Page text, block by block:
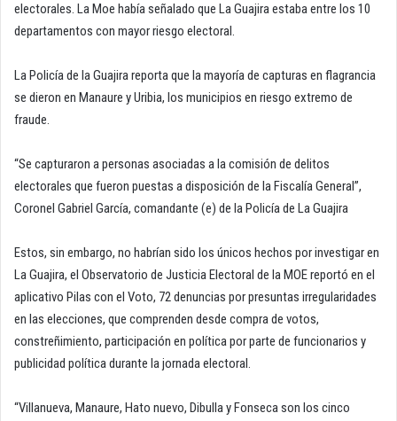
electorales. La Moe había señalado que La Guajira estaba entre los 10
departamentos con mayor riesgo electoral.
La Policía de la Guajira reporta que la mayoría de capturas en flagrancia
se dieron en Manaure y Uribia, los municipios en riesgo extremo de
fraude.
“Se capturaron a personas asociadas a la comisión de delitos
electorales que fueron puestas a disposición de la Fiscalía General”,
Coronel Gabriel García, comandante (e) de la Policía de La Guajira
Estos, sin embargo, no habrían sido los únicos hechos por investigar en
La Guajira, el Observatorio de Justicia Electoral de la MOE reportó en el
aplicativo Pilas con el Voto, 72 denuncias por presuntas irregularidades
en las elecciones, que comprenden desde compra de votos,
constreñimiento, participación en política por parte de funcionarios y
publicidad política durante la jornada electoral.
“Villanueva, Manaure, Hato nuevo, Dibulla y Fonseca son los cinco